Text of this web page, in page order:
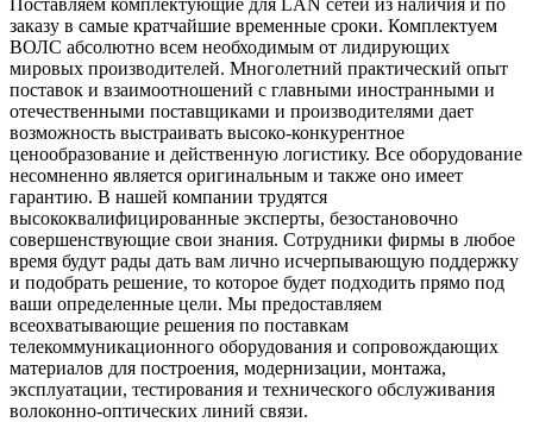
Поставляем комплектующие для LAN сетей из наличия и по
заказу в самые кратчайшие временные сроки. Комплектуем
ВОЛС абсолютно всем необходимым от лидирующих
мировых производителей. Многолетний практический опыт
поставок и взаимоотношений с главными иностранными и
отечественными поставщиками и производителями дает
возможность выстраивать высоко-конкурентное
ценообразование и действенную логистику. Все оборудование
несомненно является оригинальным и также оно имеет
гарантию. В нашей компании трудятся
высококвалифицированные эксперты, безостановочно
совершенствующие свои знания. Сотрудники фирмы в любое
время будут рады дать вам лично исчерпывающую поддержку
и подобрать решение, то которое будет подходить прямо под
ваши определенные цели. Мы предоставляем
всеохватывающие решения по поставкам
телекоммуникационного оборудования и сопровождающих
материалов для построения, модернизации, монтажа,
эксплуатации, тестирования и технического обслуживания
волоконно-оптических линий связи.